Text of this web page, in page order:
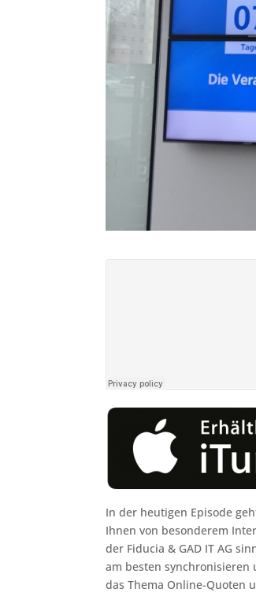
In der heutigen Episode
Ihnen von besonderem
der Fiducia & GAD IT AG
am besten synchronisieren
das Thema Online-Quoten